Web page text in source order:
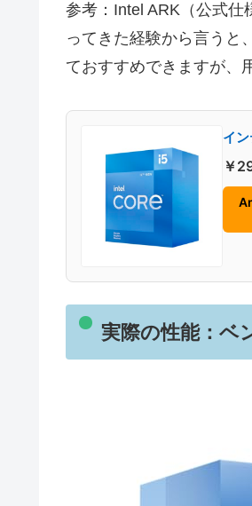
参考：Intel ARK（公式仕
ってきた経験から言うと
ておすすめできますが、
イ
￥
実際の性能：ベ